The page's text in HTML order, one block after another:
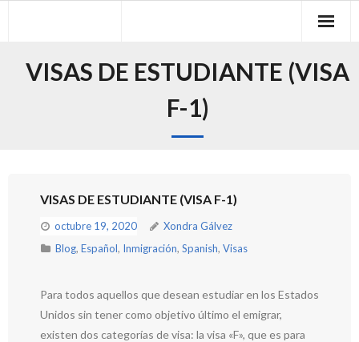
VISAS DE ESTUDIANTE (VISA
F-1)
VISAS DE ESTUDIANTE (VISA F-1)
octubre 19, 2020
Xondra Gálvez
Blog, Español, Inmigración, Spanish, Visas
Para todos aquellos que desean estudiar en los Estados
Unidos sin tener como objetivo último el emigrar,
existen dos categorías de visa: la visa «F», que es para